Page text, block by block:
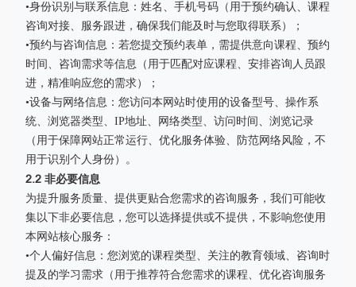
•身份识别与联系信息：姓名、手机号码（用于预约确认、课程
咨询对接、服务跟进，确保我们能及时与您取得联系）；
•预约与咨询信息：若您提交预约表单，需提供意向课程、预约
时间、咨询需求等信息（用于匹配对应课程、安排咨询人员跟
进，精准响应您的需求）；
•设备与网络信息：您访问本网站时使用的设备型号、操作系
统、浏览器类型、IP地址、网络类型、访问时间、浏览记录
（用于保障网站正常运行、优化服务体验、防范网络风险，不
用于识别个人身份）。
2.2 非必要信息
为提升服务质量、提供更贴合您需求的咨询服务，我们可能收
集以下非必要信息，您可以选择提供或不提供，不影响您使用
本网站核心服务：
•个人偏好信息：您浏览的课程类型、关注的教育领域、咨询时
提及的学习需求（用于推荐符合您需求的课程、优化咨询服务